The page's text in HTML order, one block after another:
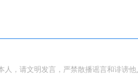
人，请文明发言，严禁散播谣言和诽谤他